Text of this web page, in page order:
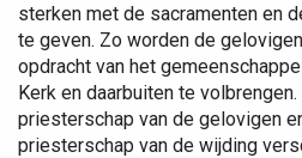
sterken met de sacramenten en
te geven. Zo worden de
opdracht van het
Kerk en daarbuiten te
priesterschap van de gelovigen
priesterschap van de wijding